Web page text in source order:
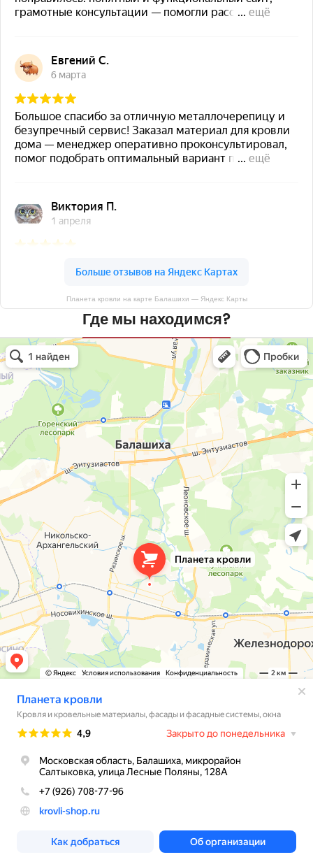
Планета кровли на карте Балашихи — Яндекс Карты
Где мы находимся?
Планета кровли
Кровля и кровельные материалы в Балашихе
Окна в Балашихе